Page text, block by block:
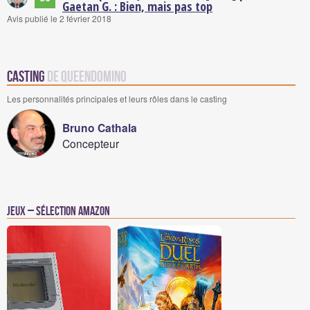
Gaetan G. : Bien, mais pas top
Avis publié le 2 février 2018
Casting de QueenDomino
Les personnalités principales et leurs rôles dans le casting
Bruno Cathala
Concepteur
Jeux – Sélection Amazon